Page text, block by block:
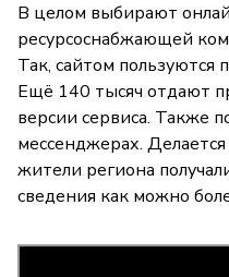
В целом выбирают
ресурсоснабжающей
Так, сайтом пользуются
Ещё 140 тысяч отдают
версии сервиса. Также
мессенджерах.
жители региона
сведения как можно